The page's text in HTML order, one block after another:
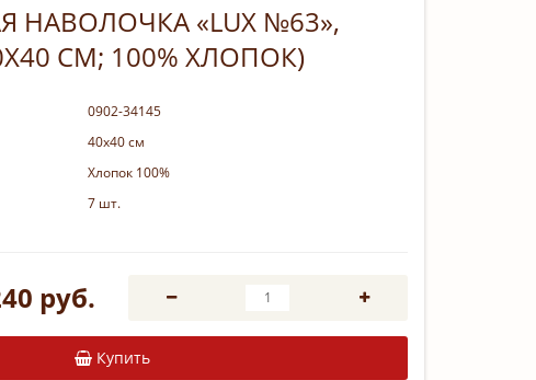
НАВОЛОЧКА «LUX №63»,
СМ; 100% ХЛОПОК)
0902-34145
40х40 см
Хлопок 100%
7 шт.
руб.
Купить